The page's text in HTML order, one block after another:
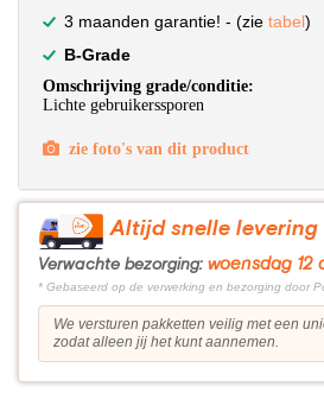
3 maanden garantie! - (zie tabel)
B-Grade
Omschrijving grade/conditie:
Lichte gebruikerssporen
zie foto's van dit product
Altijd snelle levering
Verwachte bezorging: woensdag 12
* Gebaseerd op de verwerking en bezorging door
We versturen pakketten veilig met een
zodat alleen jij het kunt aannemen.